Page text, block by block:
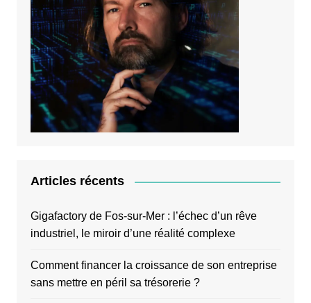
Articles récents
Gigafactory de Fos-sur-Mer : l’échec d’un rêve
industriel, le miroir d’une réalité complexe
Comment financer la croissance de son entreprise
sans mettre en péril sa trésorerie ?